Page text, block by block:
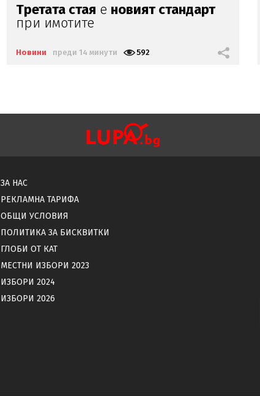
Йотова поздрави Стефан Цанев
по повод90-годишнината му
Новини преди 16 минути 473
ЗА НАС
РЕКЛАМНА ТАРИФА
ОБЩИ УСЛОВИЯ
ПОЛИТИКА ЗА БИСКВИТКИ
ГЛОБИ ОТ КАТ
МЕСТНИ ИЗБОРИ 2023
ИЗБОРИ 2024
ИЗБОРИ 2026